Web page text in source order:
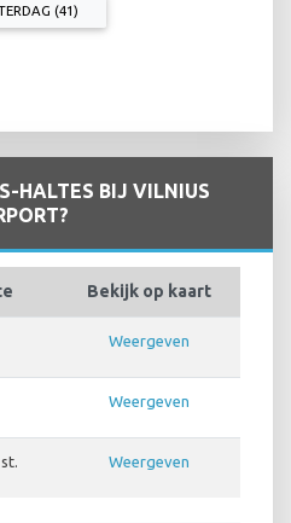
(41)
HALTES BIJ VILNIUS
Bekijk op kaart
Weergeven
Weergeven
Weergeven